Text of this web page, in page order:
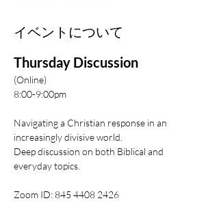
イベントについて
Thursday Discussion
(Online)
8:00-9:00pm
Navigating a Christian response in an
increasingly divisive world.
Deep discussion on both Biblical and
everyday topics.
Zoom ID: 845 4408 2426